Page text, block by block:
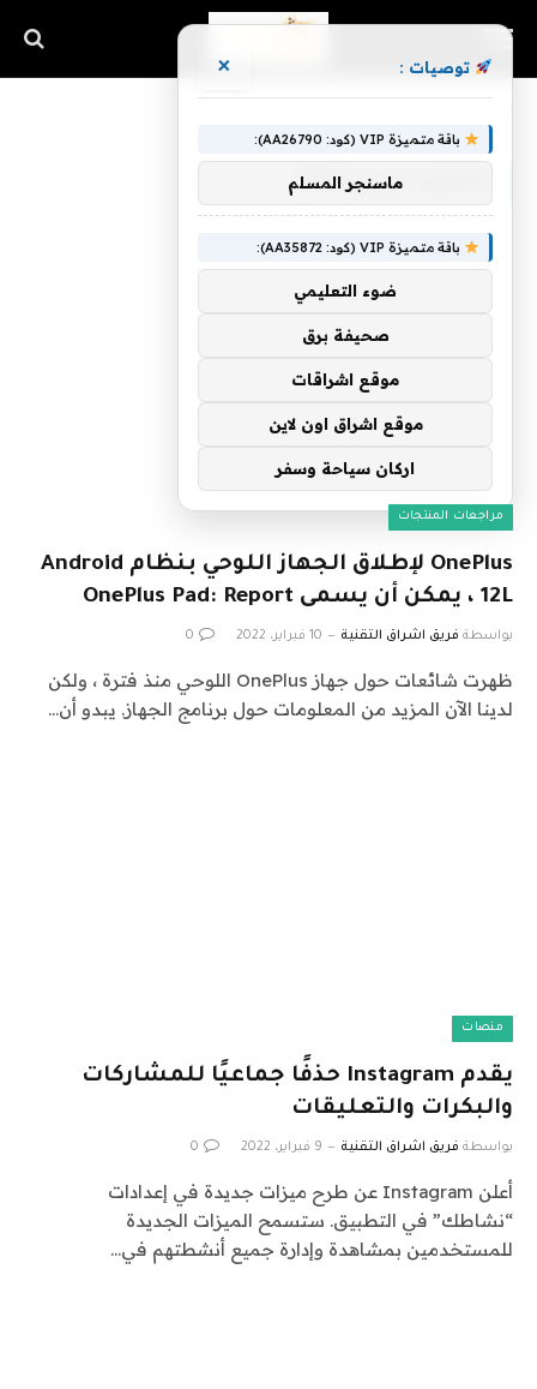
فبراير 2022
مراجعات المنتجات
OnePlus لإطلاق الجهاز اللوحي بنظام Android
12L ، يمكن أن يسمى OnePlus Pad: Report
بواسطة فريق اشراق التقنية 10 فبراير، 2022 0
ظهرت شائعات حول جهاز OnePlus اللوحي منذ فترة ، ولكن
لدينا الآن المزيد من المعلومات حول برنامج الجهاز. يبدو أن…
منصات
يقدم Instagram حذفًا جماعيًا للمشاركات
والبكرات والتعليقات
بواسطة فريق اشراق التقنية 9 فبراير، 2022 0
أعلن Instagram عن طرح ميزات جديدة في إعدادات
“نشاطك” في التطبيق. ستسمح الميزات الجديدة
للمستخدمين بمشاهدة وإدارة جميع أنشطتهم في…
توصيات : ×
باقة متميزة VIP (كود: AA26790):
ماسنجر المسلم
باقة متميزة VIP (كود: AA35872):
ضوء التعليمي
صحيفة برق
موقع اشراقات
موقع اشراق اون لاين
اركان سياحة وسفر